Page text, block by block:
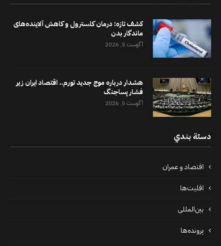
کشف تازه: درمان کلسترول و کاهش آلاینده‌های
ماندگار بدن
آگوست 5, 2026
هشدار درباره موج جدید تورم.. اقتصاد ایران زیر
فشار پساجنگ
آگوست 5, 2026
دستة بندي
اقتصاد و عمران
اقلیت‌ها
بین‌المللی
پرونده‌ها